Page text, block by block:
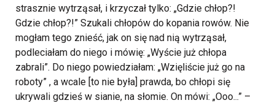
strasznie wytrząsał, i krzyczał tylko: „Gdzie chłop?!
Gdzie chłop?!” Szukali chłopów do kopania rowów. Nie
mogłam tego znieść, jak on się nad nią wytrząsał,
podleciałam do niego i mówię: „Wyście już chłopa
zabrali”. Do niego powiedziałam: „Wzięliście już go na
roboty” , a wcale [to nie była] prawda, bo chłopi się
ukrywali gdzieś w sianie, na słomie. On mówi: „Ooo...” –